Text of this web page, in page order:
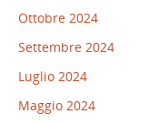
Ottobre 2024
Settembre 2024
Luglio 2024
Maggio 2024